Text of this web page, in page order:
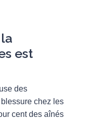
est
des
chez les
cent des aînés